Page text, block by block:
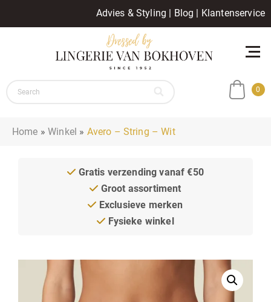
Advies & Styling | Blog | Klantenservice
0
Home »Winkel » Avero – String – Wit
Gratis verzending vanaf €50
Groot assortiment
Exclusieve merken
Fysieke winkel